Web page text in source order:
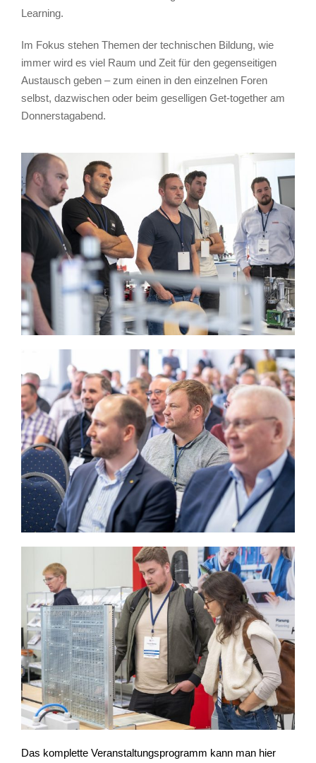
Learning.
Im Fokus stehen Themen der technischen Bildung, wie
immer wird es viel Raum und Zeit für den gegenseitigen
Austausch geben – zum einen in den einzelnen Foren
selbst, dazwischen oder beim geselligen Get-together am
Donnerstagabend.
Das komplette Veranstaltungsprogramm kann man hier